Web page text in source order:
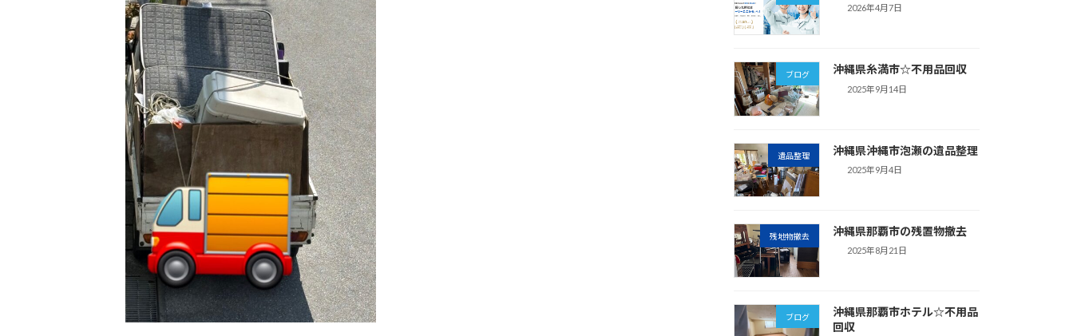
2026年4月7日
ブログ 沖縄県糸満市☆不用品回収
2025年9月14日
遺品整理 沖縄県沖縄市泡瀬の遺品整理
2025年9月4日
残地物撤去 沖縄県那覇市の残置物撤去
2025年8月21日
ブログ
沖縄県那覇市ホテル☆不用品
回収